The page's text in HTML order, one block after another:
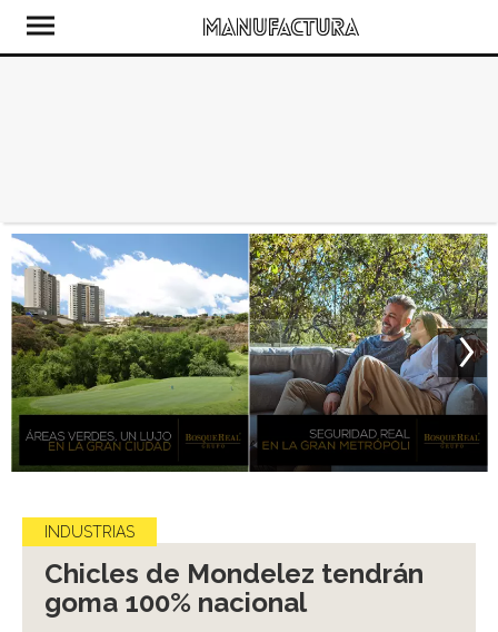
INDUSTRIAS
Chicles de Mondelez tendrán
goma 100% nacional